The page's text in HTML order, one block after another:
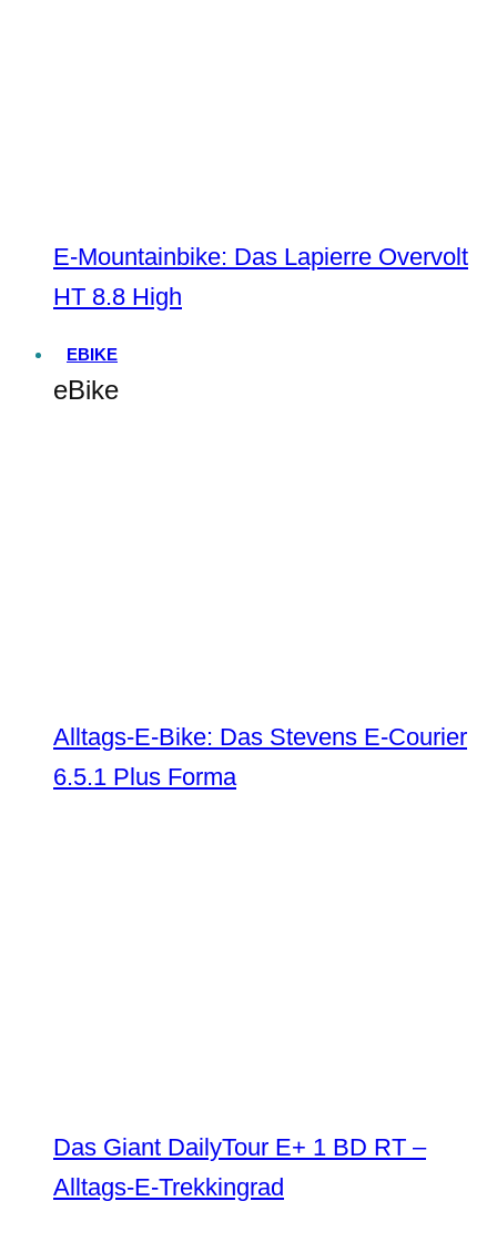
E-Mountainbike: Das Lapierre Overvolt
HT 8.8 High
EBIKE
eBike
Alltags-E-Bike: Das Stevens E-Courier
6.5.1 Plus Forma
Das Giant DailyTour E+ 1 BD RT –
Alltags-E-Trekkingrad